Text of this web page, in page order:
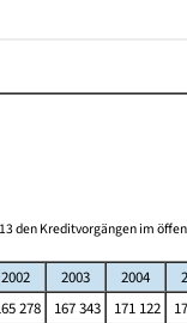
den Kreditvorgängen im
2002 2003 2004
278 167 343 171 122